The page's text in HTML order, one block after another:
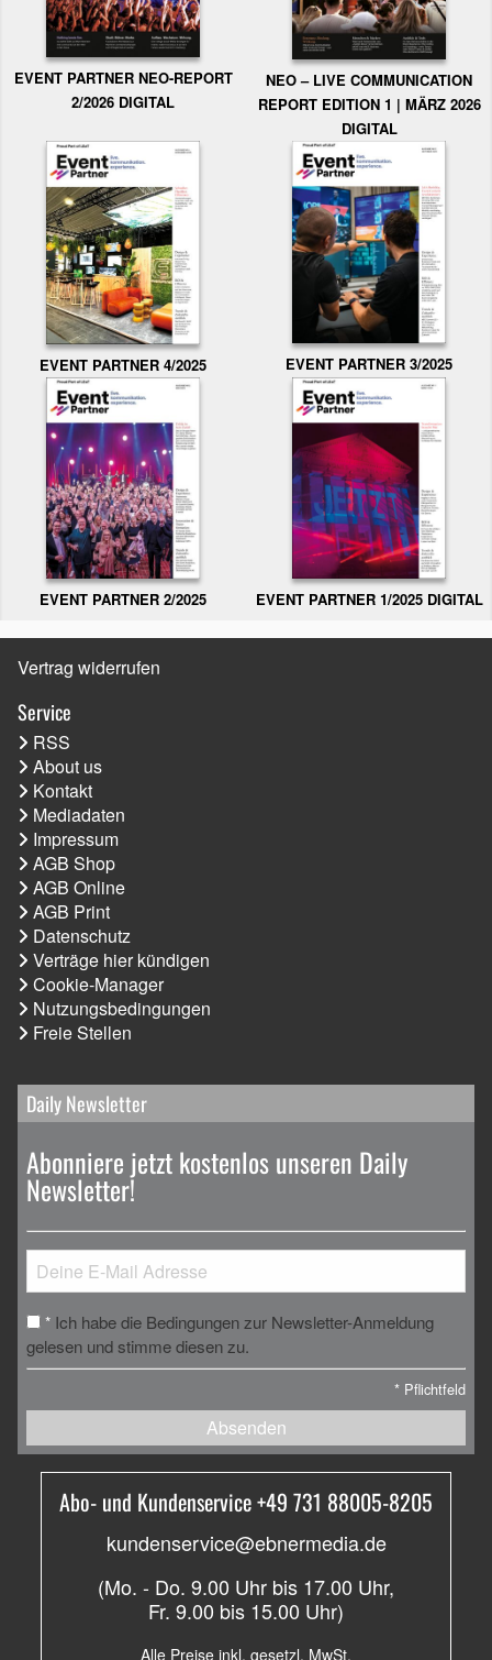
EVENT PARTNER NEO-REPORT
2/2026 DIGITAL
NEO – LIVE COMMUNICATION
REPORT EDITION 1 | MÄRZ 2026
DIGITAL
EVENT PARTNER 4/2025 EVENT PARTNER 3/2025
EVENT PARTNER 2/2025 EVENT PARTNER 1/2025 DIGITAL
Vertrag widerrufen
Service
RSS
About us
Kontakt
Mediadaten
Impressum
AGB Shop
AGB Online
AGB Print
Datenschutz
Verträge hier kündigen
Cookie-Manager
Nutzungsbedingungen
Freie Stellen
Daily Newsletter
Abonniere jetzt kostenlos unseren Daily
Newsletter!
* Ich habe die Bedingungen zur Newsletter-Anmeldung
gelesen und stimme diesen zu.
* Pflichtfeld
Absenden
Abo- und Kundenservice +49 731 88005-8205
kundenservice@ebnermedia.de
(Mo. - Do. 9.00 Uhr bis 17.00 Uhr,
Fr. 9.00 bis 15.00 Uhr)
Alle Preise inkl. gesetzl. MwSt.